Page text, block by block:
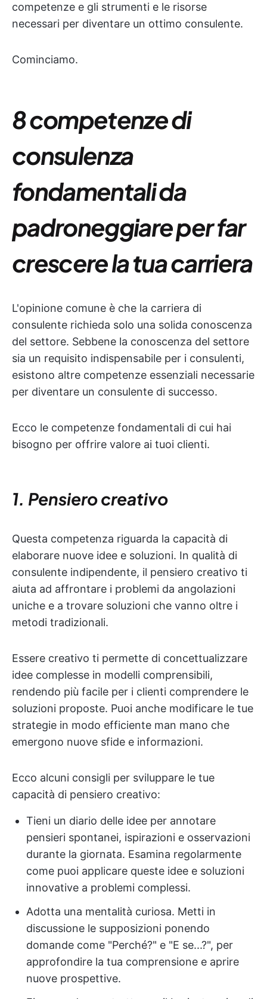
competenze e gli strumenti e le risorse
necessari per diventare un ottimo consulente.
Cominciamo.
8 competenze di
consulenza
fondamentali da
padroneggiare per far
crescere la tua carriera
L'opinione comune è che la carriera di
consulente richieda solo una solida conoscenza
del settore. Sebbene la conoscenza del settore
sia un requisito indispensabile per i consulenti,
esistono altre competenze essenziali necessarie
per diventare un consulente di successo.
Ecco le competenze fondamentali di cui hai
bisogno per offrire valore ai tuoi clienti.
1. Pensiero creativo
Questa competenza riguarda la capacità di
elaborare nuove idee e soluzioni. In qualità di
consulente indipendente, il pensiero creativo ti
aiuta ad affrontare i problemi da angolazioni
uniche e a trovare soluzioni che vanno oltre i
metodi tradizionali.
Essere creativo ti permette di concettualizzare
idee complesse in modelli comprensibili,
rendendo più facile per i clienti comprendere le
soluzioni proposte. Puoi anche modificare le tue
strategie in modo efficiente man mano che
emergono nuove sfide e informazioni.
Ecco alcuni consigli per sviluppare le tue
capacità di pensiero creativo:
Tieni un diario delle idee per annotare
pensieri spontanei, ispirazioni e osservazioni
durante la giornata. Esamina regolarmente
come puoi applicare queste idee e soluzioni
innovative a problemi complessi.
Adotta una mentalità curiosa. Metti in
discussione le supposizioni ponendo
domande come "Perché?" e "E se...?", per
approfondire la tua comprensione e aprire
nuove prospettive.